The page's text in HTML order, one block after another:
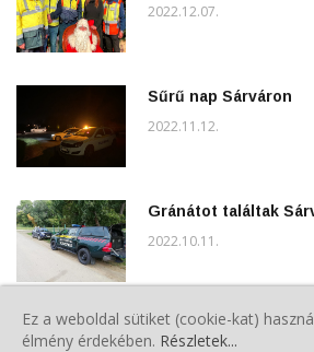
2022.12.07.
Sűrű nap Sárváron
2022.11.12.
Gránátot találtak
2022.10.11.
Szebb környezetért
Rábapatyon
Ez a weboldal sütiket (cookie-kat)
élmény érdekében. Részletek...